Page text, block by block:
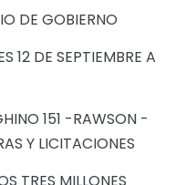
DE GOBIERNO
12 DE SEPTIEMBRE A
151 -RAWSON -
Y LICITACIONES